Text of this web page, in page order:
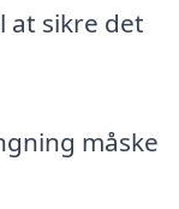
at sikre det
måske